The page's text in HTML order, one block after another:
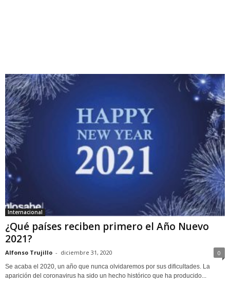
Internacional
¿Qué países reciben primero el Año Nuevo
2021?
Alfonso Trujillo - diciembre 31, 2020 0
Se acaba el 2020, un año que nunca olvidaremos por sus dificultades. La
aparición del coronavirus ha sido un hecho histórico que ha producido...